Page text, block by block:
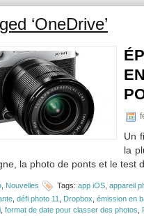
‘OneDrive’
Un
la
la photo de ponts et le test
Nouvelles Tags: app iOS appareil
défi photo 11 Dropbox émission en
format de date pour classer des photos